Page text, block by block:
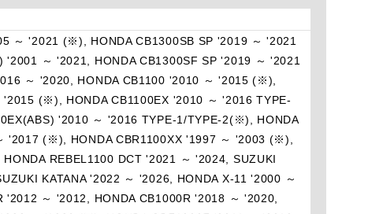
～ '2021 (※), HONDA CB1300SB SP '2019 ～ '2021
～ '2021, HONDA CB1300SF SP '2019 ～ '2021
～ '2020, HONDA CB1100 '2010 ～ '2015 (※),
(※), HONDA CB1100EX '2010 ～ '2016 TYPE-
'2010 ～ '2016 TYPE-1/TYPE-2(※), HONDA
'2017 (※), HONDA CBR1100XX '1997 ～ '2003 (※),
REBEL1100 DCT '2021 ～ '2024, SUZUKI
KATANA '2022 ～ '2026, HONDA X-11 '2000 ～
～ '2012, HONDA CB1000R '2018 ～ '2020,